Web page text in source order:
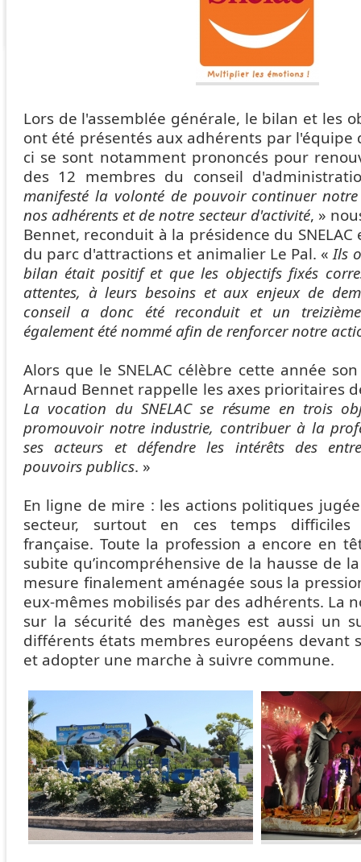
Lors de l'assemblée générale, le bilan et les
ont été présentés aux adhérents par l'équipe
ci se sont notamment prononcés pour
des 12 membres du conseil
manifesté la volonté de pouvoir continuer
nos adhérents et de notre secteur d'activité, »
Bennet, reconduit à la présidence du
du parc d'attractions et animalier Le Pal. «Ils
bilan était positif et que les objectifs fixés
attentes, à leurs besoins et aux enjeux de
conseil a donc été reconduit et un
également été nommé afin de renforcer notre
Alors que le SNELAC célèbre cette année
Arnaud Bennet rappelle les axes prioritaires
La vocation du SNELAC se résume en trois
promouvoir notre industrie, contribuer à la
ses acteurs et défendre les intérêts des
pouvoirs publics. »
En ligne de mire : les actions politiques
secteur, surtout en ces temps difficiles
française. Toute la profession a encore en
subite qu’incompréhensive de la hausse de
mesure finalement aménagée sous la
eux-mêmes mobilisés par des adhérents. La
sur la sécurité des manèges est aussi un
différents états membres européens devant
et adopter une marche à suivre commune.